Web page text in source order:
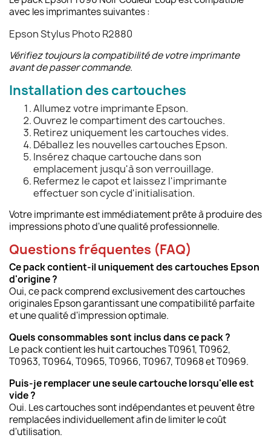
avec les imprimantes suivantes :
Epson Stylus Photo R2880
Vérifiez toujours la compatibilité de votre imprimante
avant de passer commande.
Installation des cartouches
Allumez votre imprimante Epson.
Ouvrez le compartiment des cartouches.
Retirez uniquement les cartouches vides.
Déballez les nouvelles cartouches Epson.
Insérez chaque cartouche dans son
emplacement jusqu'à son verrouillage.
Refermez le capot et laissez l'imprimante
effectuer son cycle d'initialisation.
Votre imprimante est immédiatement prête à produire des
impressions photo d'une qualité professionnelle.
Questions fréquentes (FAQ)
Ce pack contient-il uniquement des cartouches Epson
d'origine ?
Oui, ce pack comprend exclusivement des cartouches
originales Epson garantissant une compatibilité parfaite
et une qualité d'impression optimale.
Quels consommables sont inclus dans ce pack ?
Le pack contient les huit cartouches T0961, T0962,
T0963, T0964, T0965, T0966, T0967, T0968 et T0969.
Puis-je remplacer une seule cartouche lorsqu'elle est
vide ?
Oui. Les cartouches sont indépendantes et peuvent être
remplacées individuellement afin de limiter le coût
d'utilisation.